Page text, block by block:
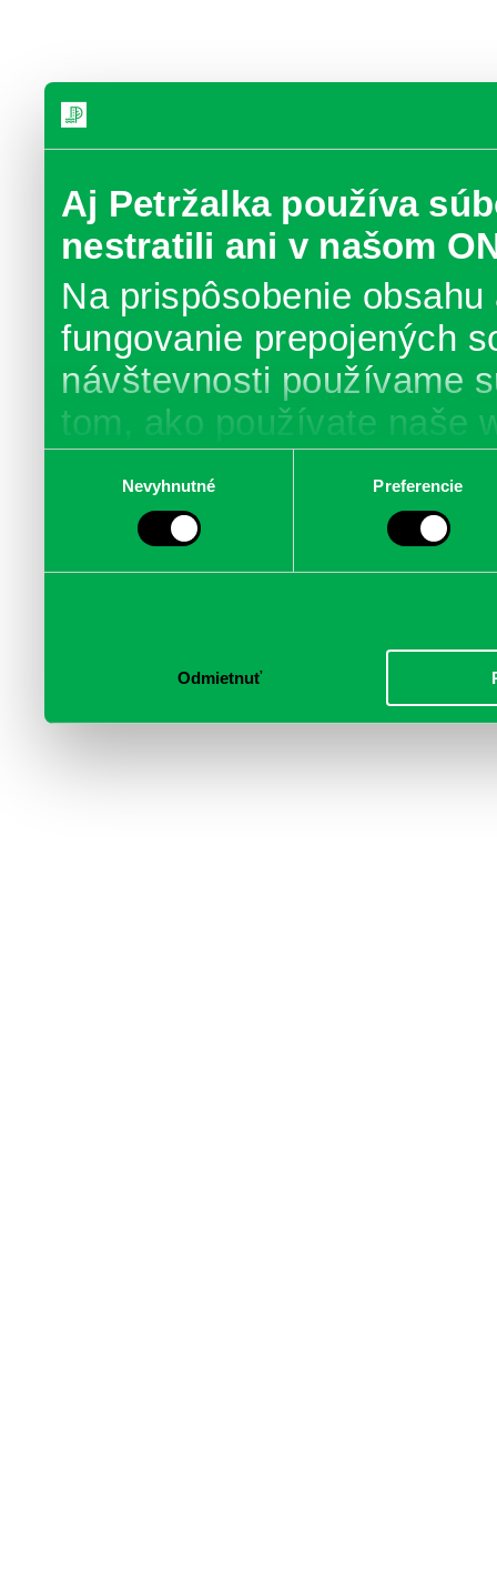
Aj Petržalka používa
nestratili ani v našom
Na prispôsobenie
fungovanie prepojených
návštevnosti používame
tom, ako používate naše
médií, inzercie a
informácie skombinovať
Nevyhnutné Preferencie
Odmietnuť